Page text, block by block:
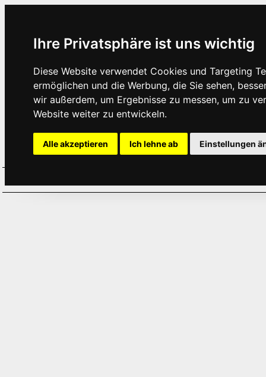
Ihre Privatsphäre ist uns wichtig
Diese Website verwendet Cookies und Targeting
ermöglichen und die Werbung, die Sie sehen,
wir außerdem, um Ergebnisse zu messen, um zu
Website weiter zu entwickeln.
Alle akzeptieren Ich lehne ab Einstellungen